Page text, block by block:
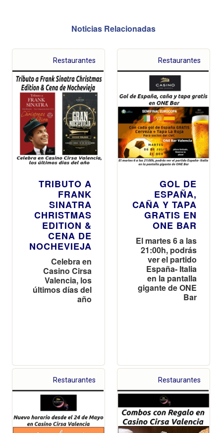
Noticias Relacionadas
Restaurantes
TRIBUTO A
FRANK
SINATRA
CHRISTMAS
EDITION &
CENA DE
NOCHEVIEJA
Celebra en
Casino Cirsa
Valencia, los
últimos días del
año
Restaurantes
GOL DE
ESPAÑA,
CAÑA Y TAPA
GRATIS EN
ONE BAR
El martes 6 a las
21:00h, podrás
ver el partido
España- Italia
en la pantalla
gigante de ONE
Bar
Restaurantes Restaurantes